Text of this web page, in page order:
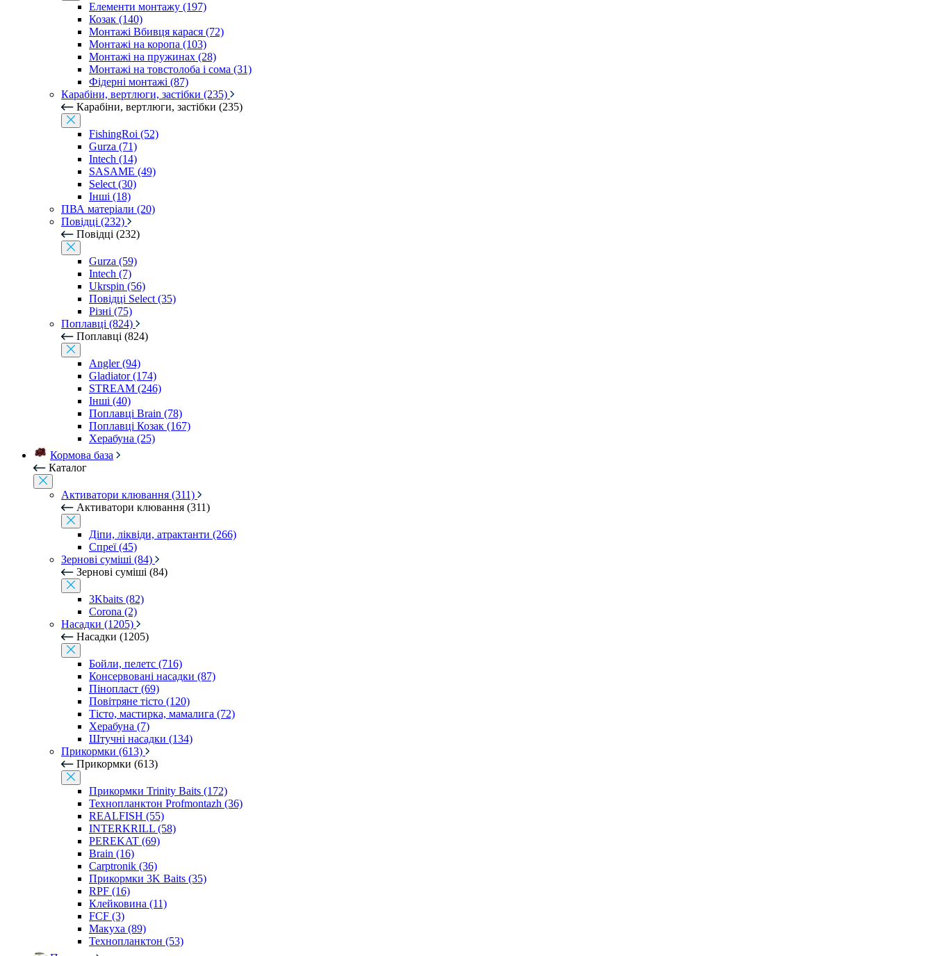
Елементи монтажу (197)
Козак (140)
Монтажі Вбивця карася (72)
Монтажі на коропа (103)
Монтажі на пружинах (28)
Монтажі на товстолоба і сома (31)
Фідерні монтажі (87)
Карабіни, вертлюги, застібки (235)
Карабіни, вертлюги, застібки (235)
FishingRoi (52)
Gurza (71)
Intech (14)
SASAME (49)
Select (30)
Інші (18)
ПВА матеріали (20)
Повідці (232)
Повідці (232)
Gurza (59)
Intech (7)
Ukrspin (56)
Повідці Select (35)
Різні (75)
Поплавці (824)
Поплавці (824)
Angler (94)
Gladiator (174)
STREAM (246)
Інші (40)
Поплавці Brain (78)
Поплавці Козак (167)
Херабуна (25)
Кормова база
Каталог
Активатори клювання (311)
Активатори клювання (311)
Діпи, ліквіди, атрактанти (266)
Спреї (45)
Зернові суміші (84)
Зернові суміші (84)
3Kbaits (82)
Corona (2)
Насадки (1205)
Насадки (1205)
Бойли, пелетс (716)
Консервовані насадки (87)
Пінопласт (69)
Повітряне тісто (120)
Тісто, мастирка, мамалига (72)
Херабуна (7)
Штучні насадки (134)
Прикормки (613)
Прикормки (613)
Прикормки Trinity Baits (172)
Технопланктон Profmontazh (36)
REALFISH (55)
INTERKRILL (58)
PEREKAT (69)
Brain (16)
Carptronik (36)
Прикормки 3K Baits (35)
RPF (16)
Клейковина (11)
FCF (3)
Макуха (89)
Технопланктон (53)